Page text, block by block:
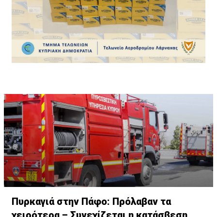
συνολικά 300 συσκευασίες των 50 γραμμαρίωνη κάθε
μία (συνολικά 15 κιλά)».
Πυρκαγιά στην Πάφο: Πρόλαβαν τα